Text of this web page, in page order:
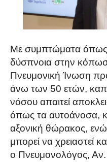
Με συμπτώματα όπως
δύσπνοια στην
Πνευμονική Ίνωση
άνω των 50 ετών,
νόσου απαιτεί
όπως τα αυτοάνοσα,
αξονική θώρακος,
μπορεί να χρειαστεί
ο Πνευμονολόγος,